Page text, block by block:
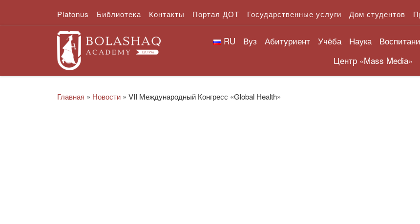
Перейти к содержимому
Platonus Библиотека Контакты Портал ДОТ Государственные услуги Дом студентов
RU Вуз Абитуриент Учёба Наука
Центр «Mass Media»
Главная » Новости » VII Международный Конгресс «Global Health»